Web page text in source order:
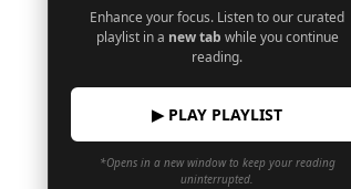
Enhance your focus. Listen to our curated
playlist in a new tab while you continue
reading.
▶ PLAY PLAYLIST
*Opens in a new window to keep your reading
uninterrupted.